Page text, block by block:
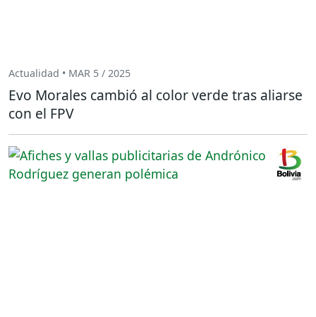
Actualidad • MAR 5 / 2025
Evo Morales cambió al color verde tras aliarse
con el FPV